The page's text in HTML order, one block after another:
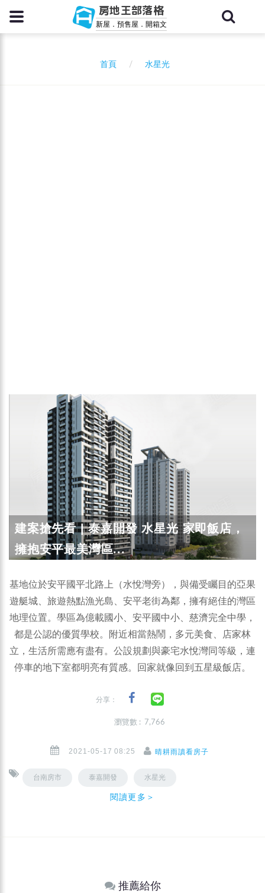
房地王部落格
新屋．預售屋．開箱文
首頁 水星光
建案搶先看 | 泰嘉開發 水星光 家即飯店，
擁抱安平最美灣區...
基地位於安平國平北路上（水悅灣旁），與備受矚目的亞果
遊艇城、旅遊熱點漁光島、安平老街為鄰，擁有絕佳的灣區
地理位置。學區為億載國小、安平國中小、慈濟完全中學，
都是公認的優質學校。附近相當熱鬧，多元美食、店家林
立，生活所需應有盡有。公設規劃與豪宅水悅灣同等級，連
停車的地下室都明亮有質感。回家就像回到五星級飯店。
分享：
瀏覽數 : 7,766
2021-05-17 08:25 晴耕雨讀看房子
台南房市 泰嘉開發 水星光
閱讀更多＞
推薦給你